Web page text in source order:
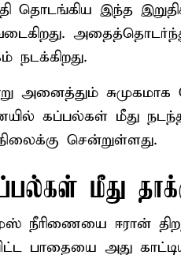
தொடங்கிய இந்த
நடக்கிறது.
அனைத்தும்
கப்பல்கள் மீது
சென்றுள்ளது.
மீது
நீரிணையை ஈரான்
பாதையை அது